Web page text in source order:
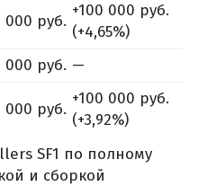
000 руб.
+100 000 руб.
(+4,65%)
000 руб. —
000 руб.
+100 000 руб.
(+3,92%)
SF1 по полному
и сборкой